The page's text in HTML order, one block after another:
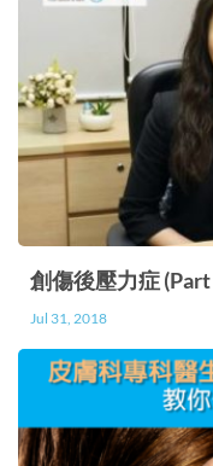
援。
創傷後壓力症 (Part
Jul 31, 2018